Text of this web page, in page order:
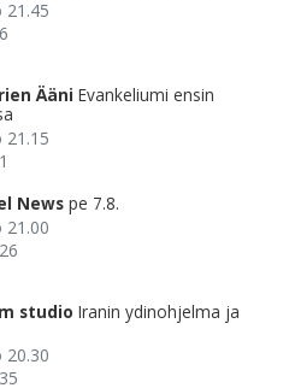
21.45
Ääni Evankeliumi ensin
21.15
News pe 7.8.
21.00
studio Iranin ydinohjelma ja
20.30